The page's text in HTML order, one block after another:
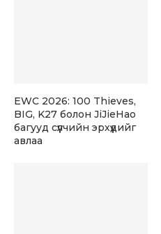
EWC 2026: 100 Thieves,
BIG, K27 болон JiJieHao
багууд сүүлчийн эрхүүдийг
авлаа